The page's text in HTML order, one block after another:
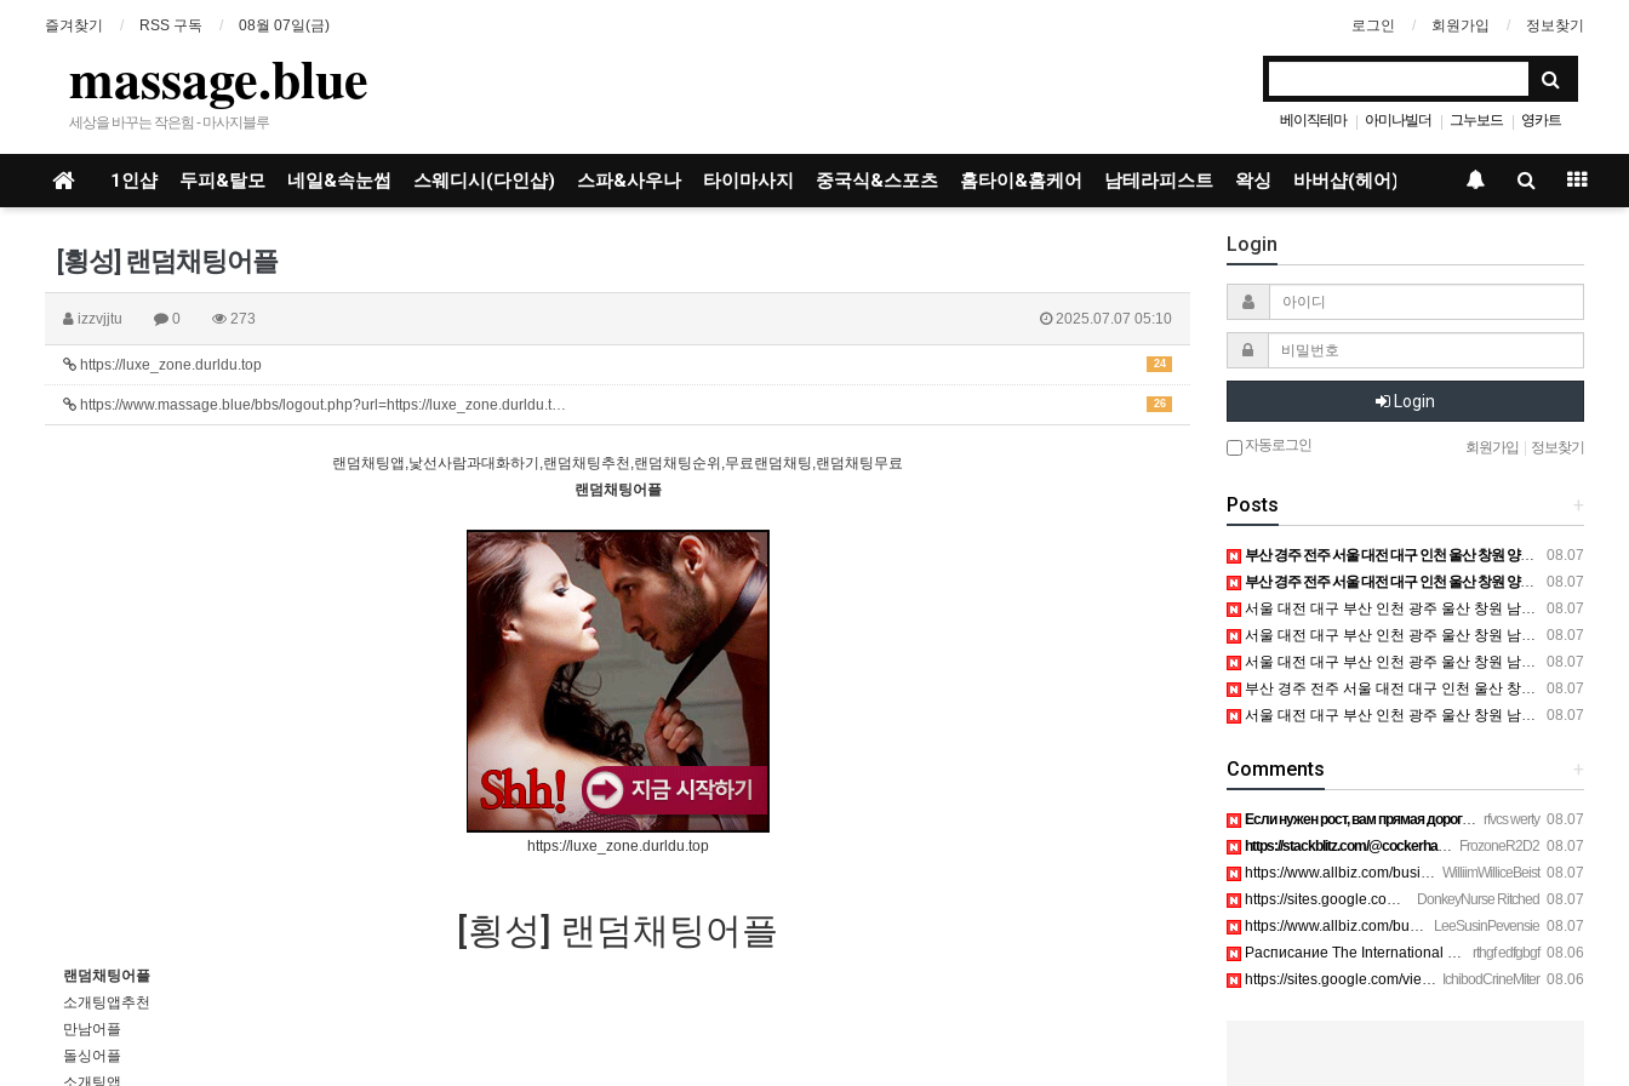
즐겨찾기 RSS 구독 08월 07일(금) 로그인 회원가입 정보찾기
massage.blue
세상을 바꾸는 작은힘 - 마사지블루 베이직테마 | 아미나빌더 | 그누보드 | 영카트
1인샵 두피&탈모 네일&속눈썹 스웨디시(다인샵) 스파&사우나 타이마사지 중국식&스포츠 홈타이&홈케어 남테라피스트 왁싱 바버샵(헤어)
[횡성] 랜덤채팅어플
izzvjjtu 0 273 2025.07.07 05:10
24
https://luxe_zone.durldu.top
26
https://www.massage.blue/bbs/logout.php?url=https://luxe_zone.durldu.t…
랜덤채팅앱,낯선사람과대화하기,랜덤채팅추천,랜덤채팅순위,무료랜덤채팅,랜덤채팅무료
랜덤채팅어플
https://luxe_zone.durldu.top
[횡성] 랜덤채팅어플
랜덤채팅어플
소개팅앱추천
만남어플
돌싱어플
소개팅앱
Login
Login
자동로그인 회원가입 정보찾기
+
Posts
08.07
부산 경주 전주 서울 대전 대구 인천 울산 창원 양산 포항 천안 평택 용인 고양 성남 수원 일수, 미용학원, 가족사진, 점집, 한복대여, 독학재수학원, 재회부적 정보
08.07
부산 경주 전주 서울 대전 대구 인천 울산 창원 양산 포항 천안 평택 용인 고양 성남 수원 일수, 미용학원, 가족사진, 점집, 한복대여, 독학재수학원, 재회부적 정보
08.07
서울 대전 대구 부산 인천 광주 울산 창원 남양주 이혼전문변호사 정보
08.07
서울 대전 대구 부산 인천 광주 울산 창원 남양주 이혼전문변호사 정보
08.07
서울 대전 대구 부산 인천 광주 울산 창원 남양주 이혼전문변호사 정보
08.07
부산 경주 전주 서울 대전 대구 인천 울산 창원 양산 포항 천안 평택 용인 고양 성남 수원 일수, 미용학원, 가족사진, 점집, 한복대여, 독학재수학원, 재회부적 정보
08.07
서울 대전 대구 부산 인천 광주 울산 창원 남양주 이혼전문변호사 정보
+
Comments
rfvcs werty 08.07
Если нужен рост, вам прямая дорога в этот клуб предпринимате…
FrozoneR2D2 08.07
https://stackblitz.com/@cockerhanstartup/collections/1-888-7…
WilliimWilliceBeist 08.07
https://www.allbiz.com/business/mcafee-inc_172c https://site…
DonkeyNurse Ritched 08.07
https://sites.google.com/view/aura-antivirus-supporei73k htt…
LeeSusinPevensie 08.07
https://www.allbiz.com/business/mcafee-inc_172c https://site…
rthgf edfgbgf 08.06
Расписание The International 2026 уже добавил себе в календа…
IchibodCrineMiter 08.06
https://sites.google.com/view/norton-customer-care-hel956a/h…